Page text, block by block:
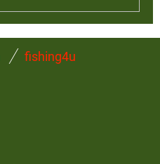
fishing4u